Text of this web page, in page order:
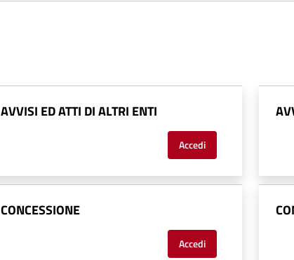
AVVISI ED ATTI DI ALTRI ENTI
Accedi
CONCESSIONE
Accedi